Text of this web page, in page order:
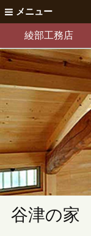
メニュー
綾部工務店
谷津の家